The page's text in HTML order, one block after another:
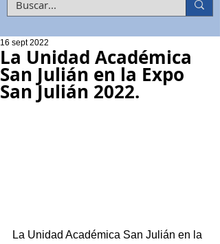
La Unidad Académica
San Julián en la Expo
San Julián 2022.
16 sept 2022
La Unidad Académica San Julián en la